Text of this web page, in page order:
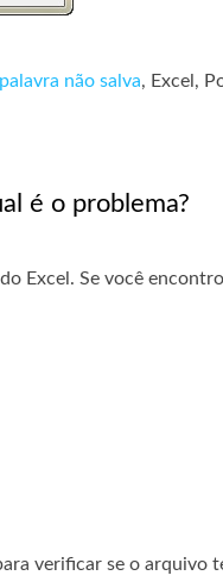
não salva, Excel,
é o problema?
Excel. Se você
verificar se o arquivo